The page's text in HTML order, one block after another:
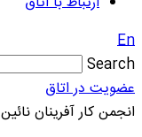
En
Search
عضویت در اتاق
انجمن کار آفرینان نائین